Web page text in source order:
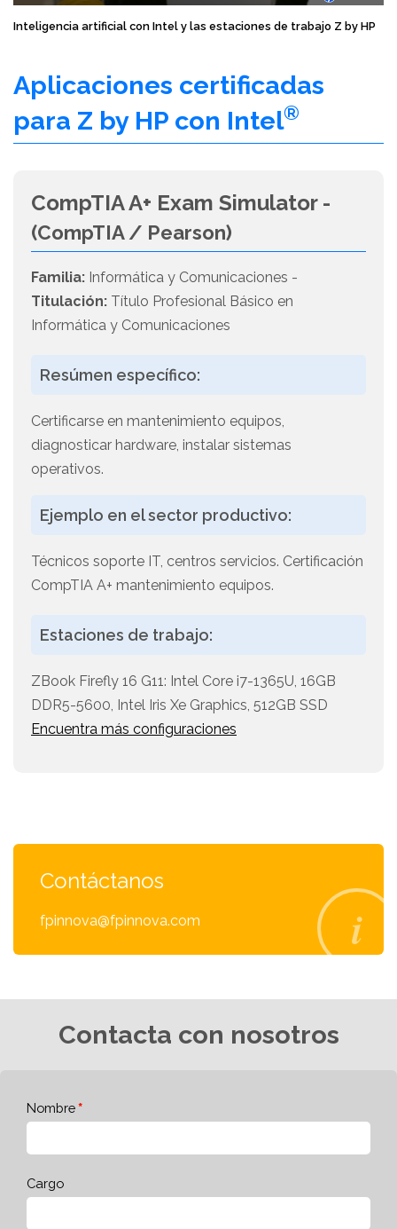
Inteligencia artificial con Intel y las estaciones de trabajo Z by HP
Aplicaciones certificadas
para Z by HP con Intel®
CompTIA A+ Exam Simulator -
(CompTIA / Pearson)
Familia: Informática y Comunicaciones -
Titulación: Título Profesional Básico en
Informática y Comunicaciones
Resúmen específico:
Certificarse en mantenimiento equipos,
diagnosticar hardware, instalar sistemas
operativos.
Ejemplo en el sector productivo:
Técnicos soporte IT, centros servicios. Certificación
CompTIA A+ mantenimiento equipos.
Estaciones de trabajo:
ZBook Firefly 16 G11: Intel Core i7-1365U, 16GB
DDR5-5600, Intel Iris Xe Graphics, 512GB SSD
Encuentra más configuraciones
Contáctanos
fpinnova@fpinnova.com
Contacta con nosotros
Nombre
Cargo